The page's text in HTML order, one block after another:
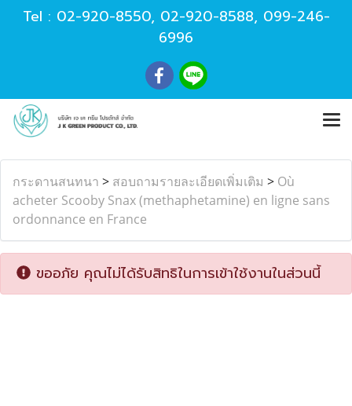
Tel : 02-920-8550, 02-920-8588, 099-246-
6996
กระดานสนทนา > สอบถามรายละเอียดเพิ่มเติม > Où
acheter Scooby Snax (methaphetamine) en ligne sans
ordonnance en France
ขออภัย คุณไม่ได้รับสิทธิในการเข้าใช้งานในส่วนนี้